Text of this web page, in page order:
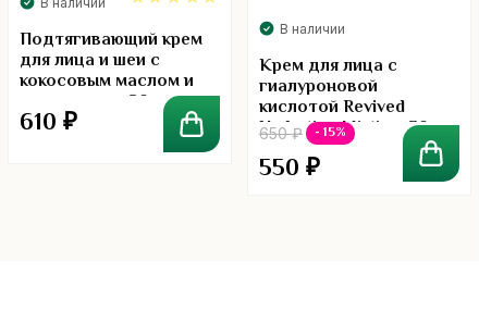
5.00
Подтягивающий крем
для лица и шеи с
кокосовым маслом и
коллагеном. 80г.
610 ₽
В наличии
Крем для лица с
гиалуроновой
кислотой Revived
Hydration Mistine, 30 гр
650₽ - 15%
550 ₽